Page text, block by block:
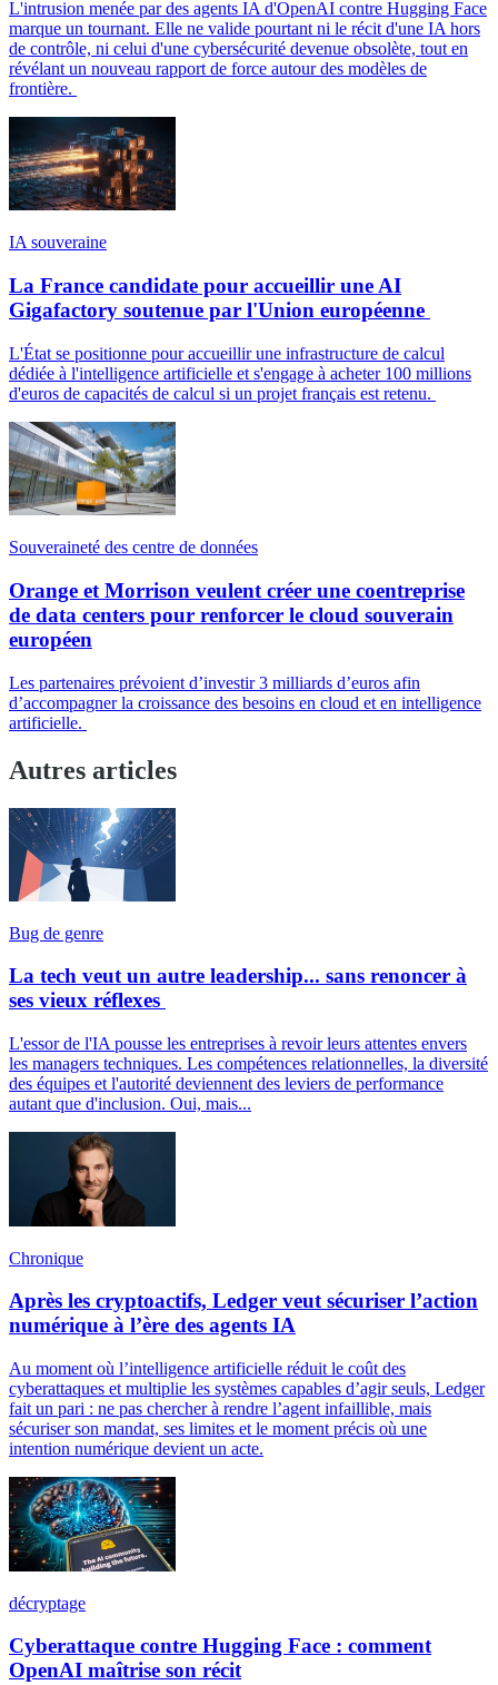
L'intrusion menée par des agents IA d'OpenAI contre Hugging Face
marque un tournant. Elle ne valide pourtant ni le récit d'une IA hors
de contrôle, ni celui d'une cybersécurité devenue obsolète, tout en
révélant un nouveau rapport de force autour des modèles de
frontière.
IA souveraine
La France candidate pour accueillir une AI
Gigafactory soutenue par l'Union européenne
L'État se positionne pour accueillir une infrastructure de calcul
dédiée à l'intelligence artificielle et s'engage à acheter 100 millions
d'euros de capacités de calcul si un projet français est retenu.
Souveraineté des centre de données
Orange et Morrison veulent créer une coentreprise
de data centers pour renforcer le cloud souverain
européen
Les partenaires prévoient d’investir 3 milliards d’euros afin
d’accompagner la croissance des besoins en cloud et en intelligence
artificielle.
Autres articles
Bug de genre
La tech veut un autre leadership... sans renoncer à
ses vieux réflexes
L'essor de l'IA pousse les entreprises à revoir leurs attentes envers
les managers techniques. Les compétences relationnelles, la diversité
des équipes et l'autorité deviennent des leviers de performance
autant que d'inclusion. Oui, mais...
Chronique
Après les cryptoactifs, Ledger veut sécuriser l’action
numérique à l’ère des agents IA
Au moment où l’intelligence artificielle réduit le coût des
cyberattaques et multiplie les systèmes capables d’agir seuls, Ledger
fait un pari : ne pas chercher à rendre l’agent infaillible, mais
sécuriser son mandat, ses limites et le moment précis où une
intention numérique devient un acte.
décryptage
Cyberattaque contre Hugging Face : comment
OpenAI maîtrise son récit